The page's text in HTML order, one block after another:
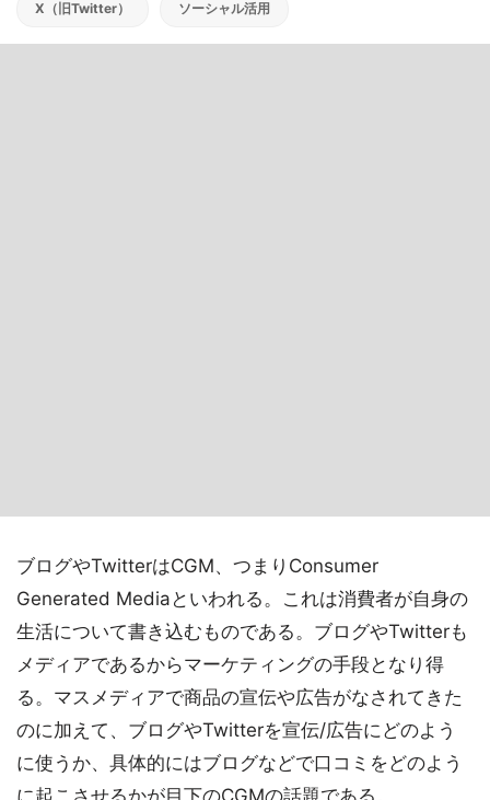
X（旧Twitter） ソーシャル活用
ブログやTwitterはCGM、つまりConsumer
Generated Mediaといわれる。これは消費者が自身の
生活について書き込むものである。ブログやTwitterも
メディアであるからマーケティングの手段となり得
る。マスメディアで商品の宣伝や広告がなされてきた
のに加えて、ブログやTwitterを宣伝/広告にどのよう
に使うか、具体的にはブログなどで口コミをどのよう
に起こさせるかが目下のCGMの話題である。